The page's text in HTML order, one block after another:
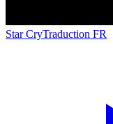
Star CryTraduction FR